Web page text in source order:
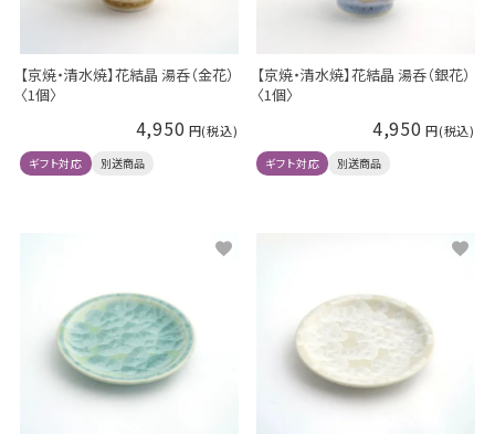
【京焼・清水焼】花結晶 湯呑（金花）
〈1個〉
4,950
ギフト対応 別送商品
【京焼・清水焼】花結晶 湯呑（銀花）
〈1個〉
4,950
ギフト対応 別送商品